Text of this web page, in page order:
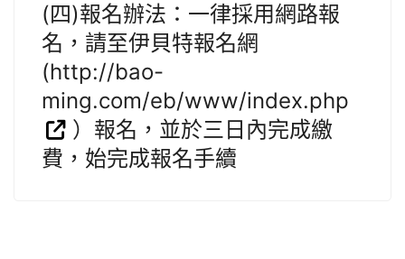
(四)報名辦法：一律採用網路報
名，請至伊貝特報名網
(http://bao-
ming.com/eb/www/index.php
）報名，並於三日內完成繳
費，始完成報名手續